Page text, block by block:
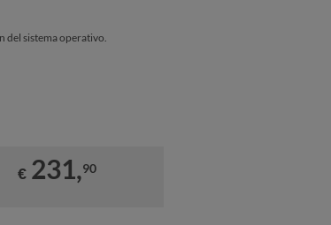
del sistema operativo.
€ 231,90